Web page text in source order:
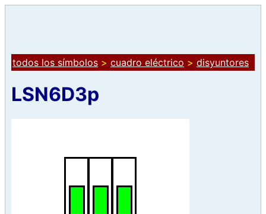
todos los símbolos > cuadro eléctrico > disyuntores
LSN6D3p